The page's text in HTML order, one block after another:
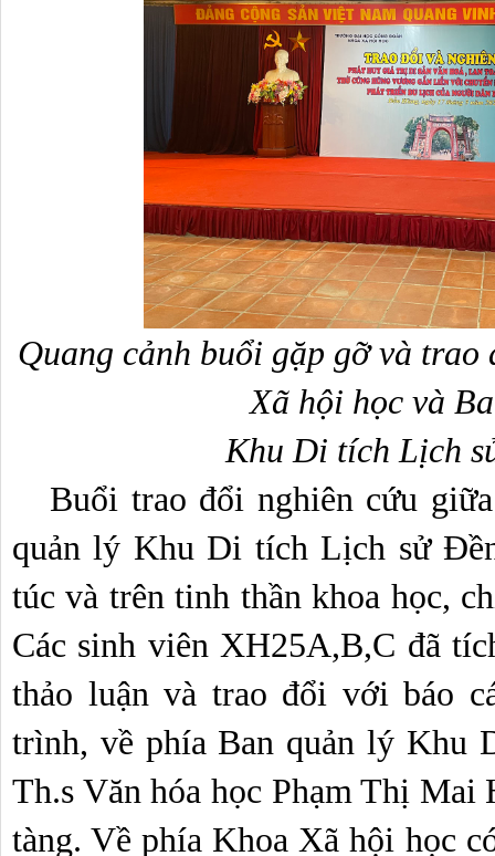
Quang cảnh buổi gặp gỡ và
Xã hội học và
Khu Di tích Lịch
quản lý Khu Di tích Lịch sử
túc và trên tinh thần khoa học,
Các sinh viên XH25A,B,C đã
thảo luận và trao đổi với báo
trình, về phía Ban quản lý Khu
Th.s Văn hóa học Phạm Thị Mai
tàng. Về phía Khoa Xã hội học